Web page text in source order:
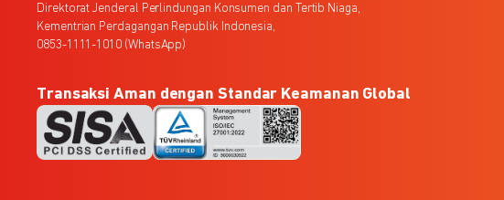
Direktorat Jenderal Perlindungan Konsumen dan Tertib Niaga,
Kementrian Perdagangan Republik Indonesia,
0853-1111-1010 (WhatsApp)
Transaksi Aman dengan Standar Keamanan Global